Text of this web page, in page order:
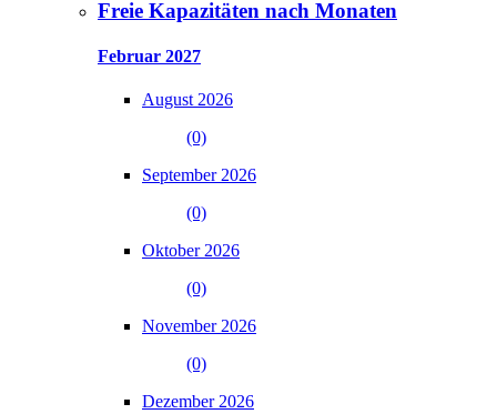
Freie Kapazitäten nach Monaten
Februar 2027
August 2026
(0)
September 2026
(0)
Oktober 2026
(0)
November 2026
(0)
Dezember 2026